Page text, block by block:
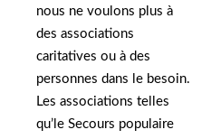
nous ne voulons plus à
des associations
caritatives ou à des
personnes dans le besoin.
Les associations telles
qu’le Secours populaire